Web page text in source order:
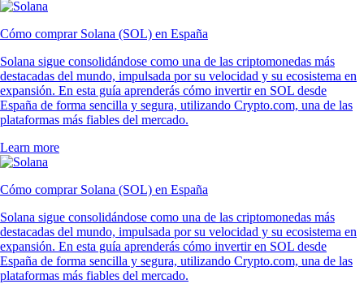
Cómo comprar Solana (SOL) en España
Solana sigue consolidándose como una de las criptomonedas más
destacadas del mundo, impulsada por su velocidad y su ecosistema en
expansión. En esta guía aprenderás cómo invertir en SOL desde
España de forma sencilla y segura, utilizando Crypto.com, una de las
plataformas más fiables del mercado.
Learn more
Cómo comprar Solana (SOL) en España
Solana sigue consolidándose como una de las criptomonedas más
destacadas del mundo, impulsada por su velocidad y su ecosistema en
expansión. En esta guía aprenderás cómo invertir en SOL desde
España de forma sencilla y segura, utilizando Crypto.com, una de las
plataformas más fiables del mercado.